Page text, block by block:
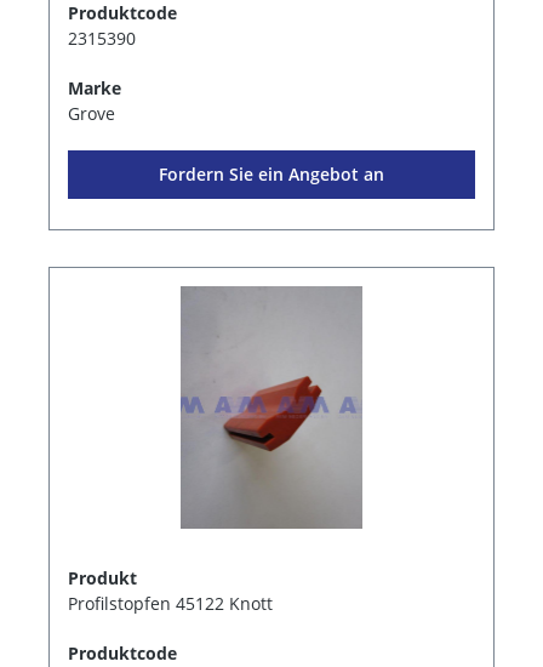
Produktcode
2315390
Marke
Grove
Fordern Sie ein Angebot an
Produkt
Profilstopfen 45122 Knott
Produktcode